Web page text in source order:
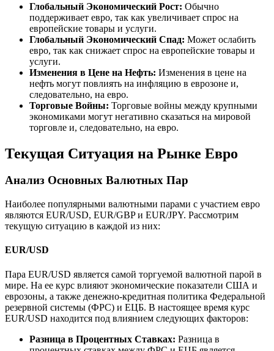
Глобальный Экономический Рост: Обычно
поддерживает евро, так как увеличивает спрос на
европейские товары и услуги.
Глобальный Экономический Спад: Может ослабить
евро, так как снижает спрос на европейские товары и
услуги.
Изменения в Цене на Нефть: Изменения в цене на
нефть могут повлиять на инфляцию в еврозоне и,
следовательно, на евро.
Торговые Войны: Торговые войны между крупными
экономиками могут негативно сказаться на мировой
торговле и, следовательно, на евро.
Текущая Ситуация на Рынке Евро
Анализ Основных Валютных Пар
Наиболее популярными валютными парами с участием евро
являются EUR/USD, EUR/GBP и EUR/JPY. Рассмотрим
текущую ситуацию в каждой из них:
EUR/USD
Пара EUR/USD является самой торгуемой валютной парой в
мире. На ее курс влияют экономические показатели США и
еврозоны, а также денежно-кредитная политика Федеральной
резервной системы (ФРС) и ЕЦБ. В настоящее время курс
EUR/USD находится под влиянием следующих факторов:
Разница в Процентных Ставках: Разница в